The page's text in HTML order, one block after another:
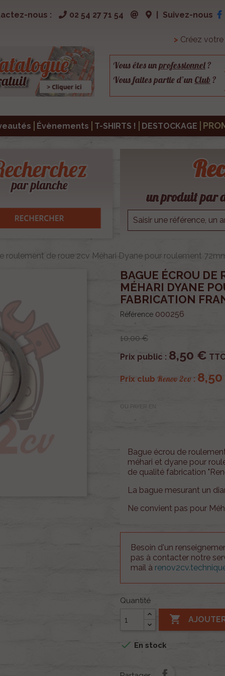
nous : 02 54 27 71 54 Suivez-nous
> Créez
Vous êtes unprofessionnel?
Vous faites partie d’un Club ?
Évènements T-SHIRTS ! DESTOCKAGE
un produit par
roulement de roue 2cv Méhari Dyane pour roulement
BAGUE ÉCROU DE
MÉHARI DYANE
FABRICATION
Référence 000256
10,00 €
Prix public : 8,50 € TTC
Prix club Renov 2cv :
OU PAYER EN
Bague écrou de
méhari et dyane pour
de qualité fabrication
La bague mesurant un
Ne convient pas pour
Besoin d'un
pas à contacter notre
mail à
Quantité

 En stock